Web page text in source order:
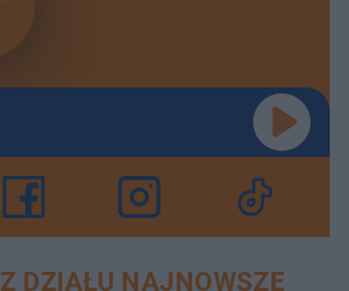
DZIAŁU NAJNOWSZE